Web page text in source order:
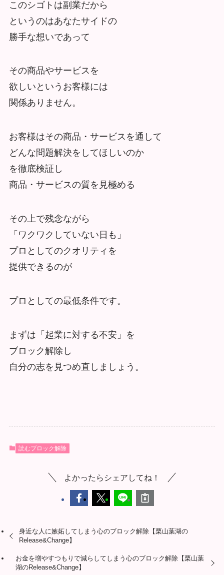
このシゴトは副業だから
というのはあなたサイドの
勝手な想いであって
その商品やサービスを
欲しいというお客様には
関係ありません。
お客様はその商品・サービスを通して
どんな問題解決をしてほしいのか
を徹底検証し
商品・サービスの質を見極める
その上で残念ながら
「ワクワクしていない日も」
プロとしてのクオリティを
提供できるのが
プロとしての最低条件です。
まずは「起業に対する不安」を
ブロック解除し
自分の志を見つめ直しましょう。
読むブロック解除
よかったらシェアしてね！
身近な人に嫉妬してしまう心のブロック解除【栗山葉湖の
Release&Change】
お金を増やすつもりで減らしてしまう心のブロック解除【栗山葉
湖のRelease&Change】